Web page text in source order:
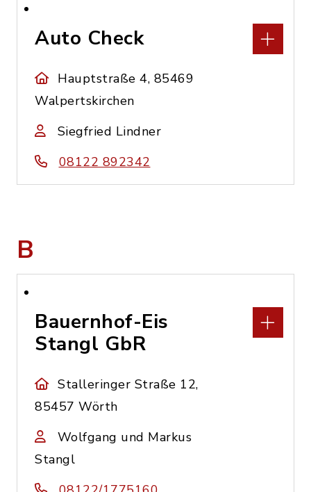
Auto Check
Hauptstraße 4, 85469
Walpertskirchen
Siegfried Lindner
08122 892342
B
Bauernhof-Eis
Stangl GbR
Stalleringer Straße 12,
85457 Wörth
Wolfgang und Markus
Stangl